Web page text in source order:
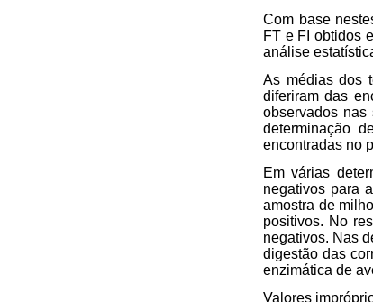
Com base
FT e FI obtidos
análise
As médias dos
diferiram das
observados
determinação
encontradas no
Em várias
negativos para
amostra de
positivos. No
negativos. Nas
digestão das
enzimática de
Valores